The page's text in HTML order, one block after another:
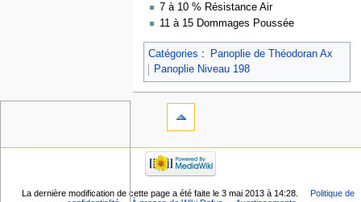
7 à 10 % Résistance Air
11 à 15 Dommages Poussée
Catégories :
Panoplie de Théodoran Ax
Panoplie Niveau 198
La dernière modification de cette page a été faite le 3 mai 2013 à 14:28.
Politique de